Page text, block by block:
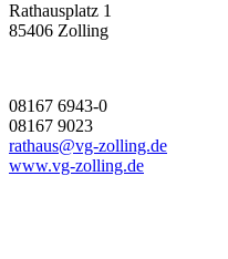
Rathausplatz 1
85406 Zolling
08167 6943-0
08167 9023
rathaus@vg-zolling.de
www.vg-zolling.de